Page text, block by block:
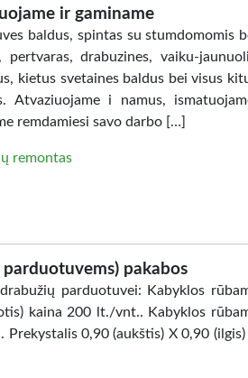
ir gaminame
baldus, spintas su stumdomomis
drabuzines, vaiku-
kietus svetaines baldus bei visus
Atvaziuojame i namus,
remdamiesi savo darbo […]
remontas
pakabos
parduotuvei: Kabyklos
kaina 200 lt./vnt.. Kabyklos
0,90 (aukštis) X 0,90 (ilgis)